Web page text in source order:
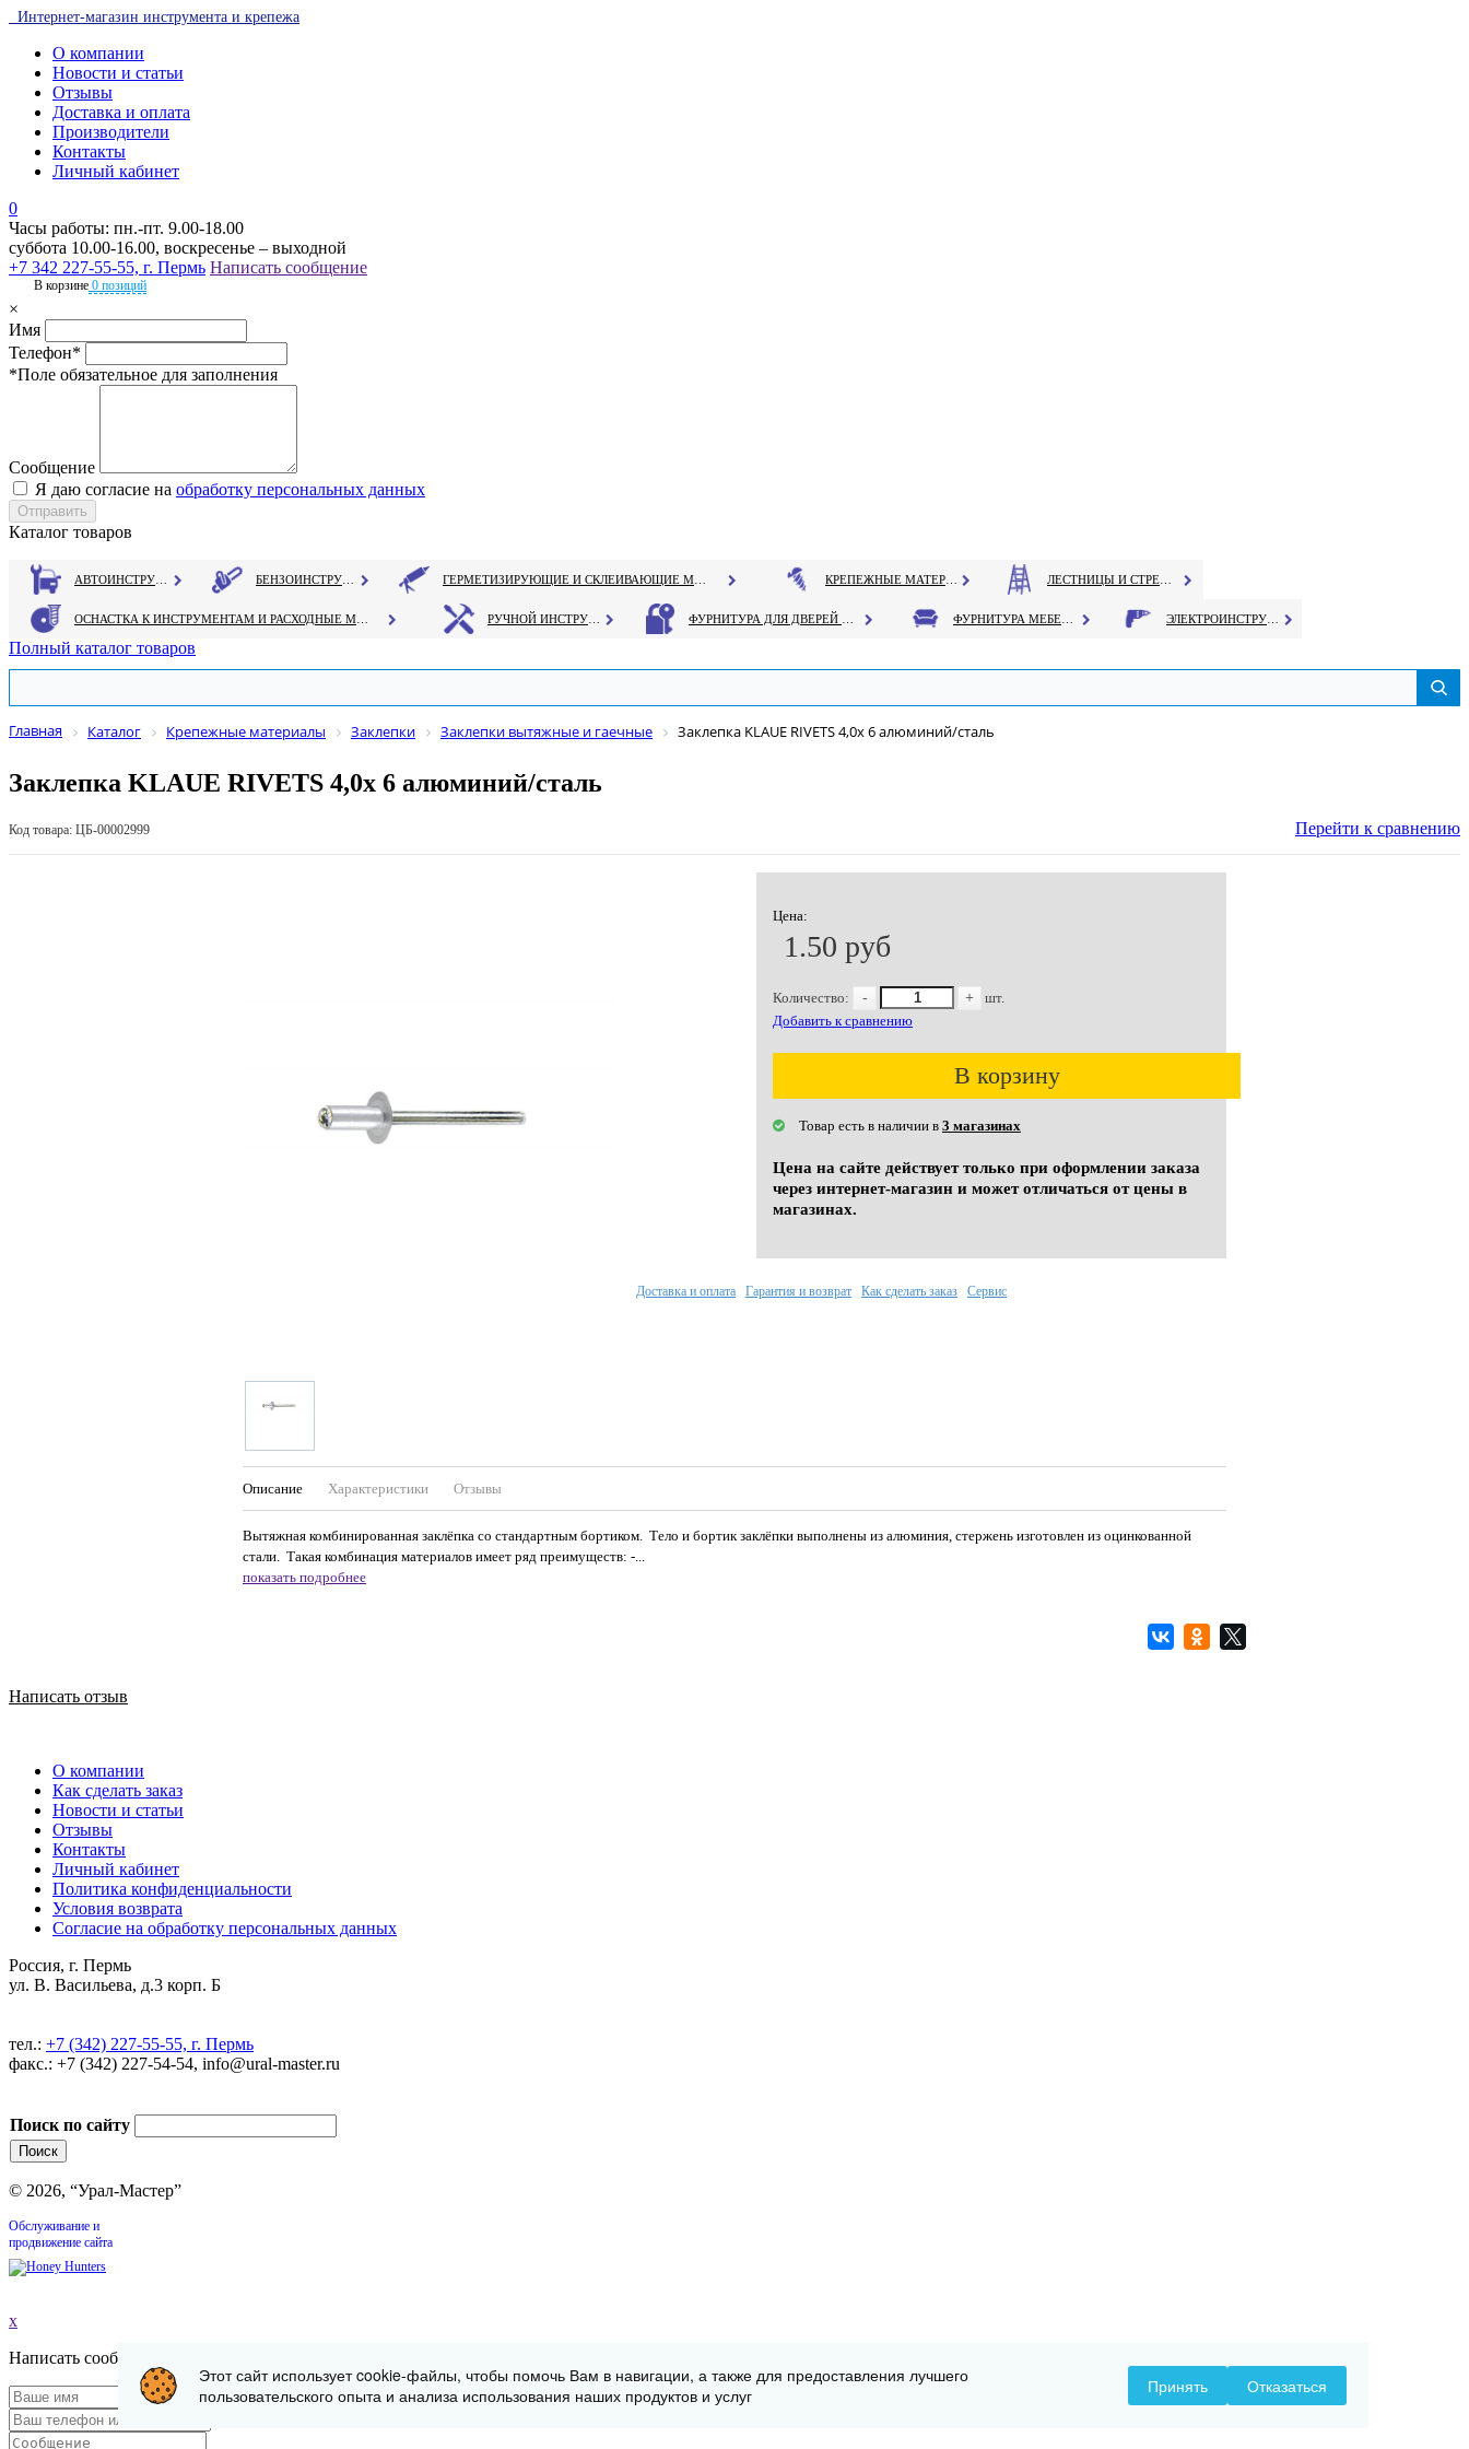
Интернет-магазин инструмента и крепежа
О компании
Новости и статьи
Отзывы
Доставка и оплата
Производители
Контакты
Личный кабинет
0
Часы работы: пн.-пт. 9.00-18.00
суббота 10.00-16.00, воскресенье – выходной
+7 342 227-55-55, г. Пермь Написать сообщение
В корзине 0 позиций
×
Имя
Телефон*
*Поле обязательное для заполнения
Сообщение
Я даю согласие на обработку персональных данных
Каталог товаров
Полный каталог товаров
Главная Каталог Крепежные материалы Заклепки Заклепки вытяжные и гаечные Заклепка KLAUE RIVETS 4,0х 6 алюминий/сталь
Заклепка KLAUE RIVETS 4,0х 6 алюминий/сталь
Код товара: ЦБ-00002999 Перейти к сравнению
Цена:
1.50 руб
Количество: - +
шт.
Добавить к сравнению
В корзину
Товар есть в наличии в 3 магазинах
Цена на сайте действует только при оформлении заказа
через интернет-магазин и может отличаться от цены в
магазинах.
Описание Характеристики Отзывы
Вытяжная комбинированная заклёпка со стандартным бортиком. Тело и бортик заклёпки выполнены из алюминия, стержень изготовлен из оцинкованной
стали. Такая комбинация материалов имеет ряд преимуществ: -...
показать подробнее
Доставка и оплата Гарантия и возврат Как сделать заказ Сервис
Написать отзыв
О компании
Как сделать заказ
Новости и статьи
Отзывы
Контакты
Личный кабинет
Политика конфиденциальности
Условия возврата
Согласие на обработку персональных данных
Россия, г. Пермь
ул. В. Васильева, д.3 корп. Б
тел.: +7 (342) 227-55-55, г. Пермь
факс.: +7 (342) 227-54-54, info@ural-master.ru
Поиск по сайту
© 2026, “Урал-Мастер”
Обслуживание и
продвижение сайта
x
Написать сообщение
Этот сайт использует cookie-файлы, чтобы помочь Вам в навигации, а также для предоставления лучшего
пользовательского опыта и анализа использования наших продуктов и услуг
Принять Отказаться